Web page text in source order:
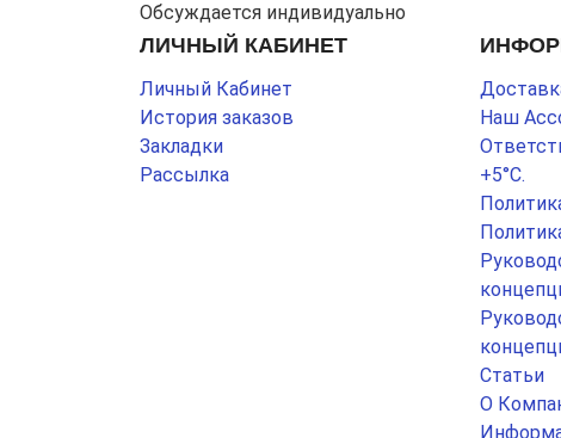
Обсуждается индивидуально
ЛИЧНЫЙ КАБИНЕТ
Личный Кабинет
История заказов
Закладки
Рассылка
Наш
+5°С.
Статьи
О